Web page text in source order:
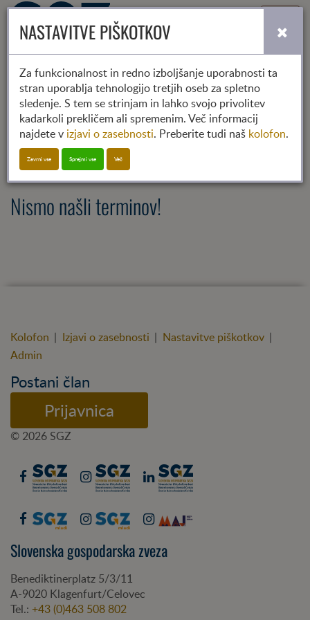
2022 2023
2024
01
02 03 04 05 06 07 08 09 10
Nismo našli terminov!
Kolofon | Izjavi o zasebnosti | Nastavitve piškotkov |
Admin
Postani član
Prijavnica
© 2026 SGZ
Slovenska gospodarska zveza
Benediktinerplatz 5/3/11
A-9020 Klagenfurt/Celovec
Tel.: +43 (0)463 508 802
NASTAVITVE PIŠKOTKOV
Za funkcionalnost in redno izboljšanje uporabnosti ta
stran uporablja tehnologijo tretjih oseb za spletno
sledenje. S tem se strinjam in lahko svojo privolitev
kadarkoli prekličem ali spremenim. Več informacij
najdete v izjavi o zasebnosti. Preberite tudi naš kolofon.
Zavrni vse Sprejmi vse Več